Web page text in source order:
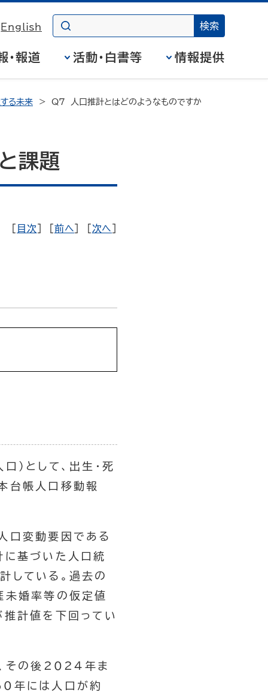
English
・報道 活動・白書等 情報提供
る未来 Q7 人口推計とはどのようなものですか
課題
目次 前へ 次へ
）として、出生・死
本台帳人口移動報
口変動要因である
に基づいた人口統
している。過去の
未婚率等の仮定値
推計値を下回ってい
その後2024年ま
年には人口が約